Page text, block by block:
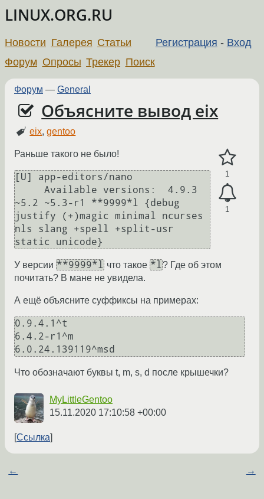
LINUX.ORG.RU
Регистрация - Вход
Новости Галерея Статьи
Форум Опросы Трекер Поиск
Форум — General
Объясните вывод eix
eix,gentoo
1
1
Раньше такого не было!
[U] app-editors/nano
~5.2 ~5.3-r1 **9999*l {debug
justify (+)magic minimal ncurses
nls slang +spell +split-usr
У версии **9999*l что такое *l? Где об этом
почитать? В мане не увидела.
А ещё объясните суффиксы на примерах:
0.9.4.1^t
6.4.2-r1^m
Что обозначают буквы t, m, s, d после крышечки?
MyLittleGentoo
15.11.2020 17:10:58 +00:00
Ссылка
← →